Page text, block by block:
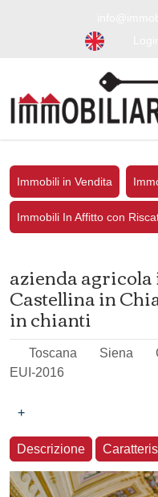
Immobili in Vendita
Immobili In Affitto con
azienda agricola
Castellina in
in chianti
Toscana Siena
EUI-2016
+
Descrizione